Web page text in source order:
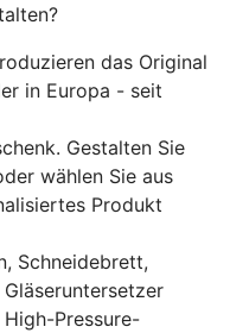
das Original
in Europa - seit
Gestalten Sie
wählen Sie aus
Produkt
Schneidebrett,
Pressure-